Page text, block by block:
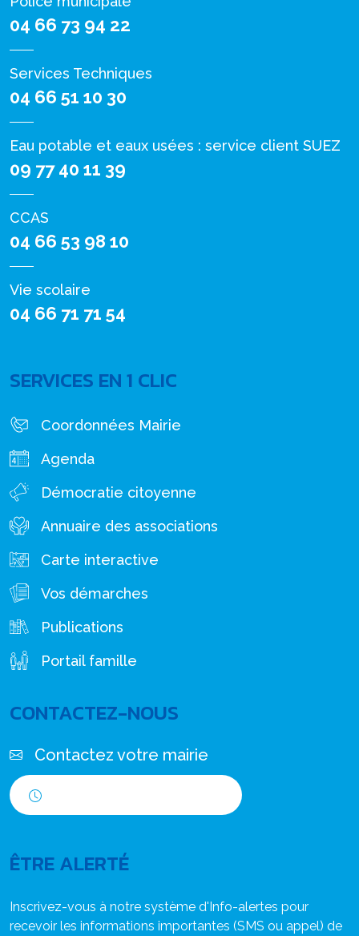
04 66 73 94 22
Services Techniques
04 66 51 10 30
Eau potable et eaux usées : service client SUEZ
09 77 40 11 39
CCAS
04 66 53 98 10
Vie scolaire
04 66 71 71 54
SERVICES EN 1 CLIC
Coordonnées Mairie
Agenda
Démocratie citoyenne
Annuaire des associations
Carte interactive
Vos démarches
Publications
Portail famille
CONTACTEZ-NOUS
Contactez votre mairie
ÊTRE ALERTÉ
Inscrivez-vous à notre système d'Info-alertes pour
recevoir les informations importantes (SMS ou appel) de